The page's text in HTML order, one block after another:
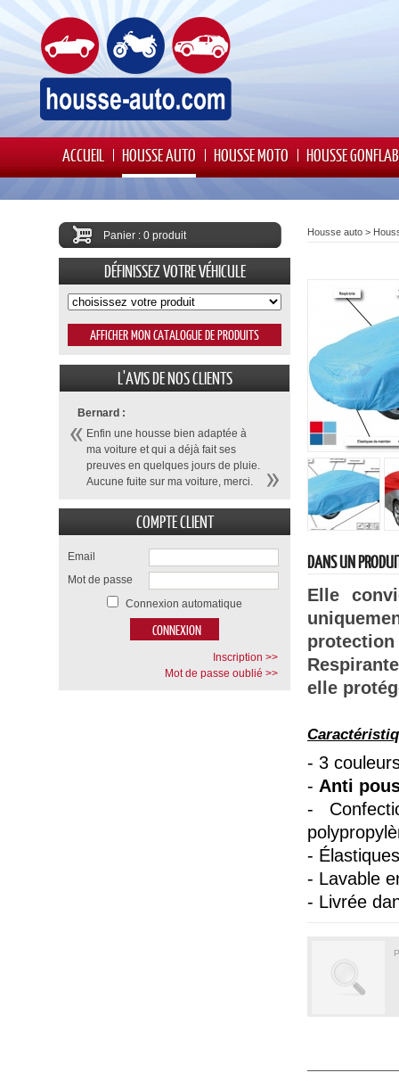
ACCUEIL HOUSSE AUTO HOUSSE MOTO HOUSSE
Housse auto >
DANS UN
Elle
protection
elle
- 3
- Anti
-
-
- Lavable
- Livrée
Panier : 0 produit
DÉFINISSEZ VOTRE VÉHICULE
L'AVIS DE NOS CLIENTS
Bernard :
Enfin une housse bien adaptée à
ma voiture et qui a déjà fait ses
preuves en quelques jours de pluie.
Aucune fuite sur ma voiture, merci.
COMPTE CLIENT
Email
Mot de passe
Connexion automatique
Inscription >>
Mot de passe oublié >>